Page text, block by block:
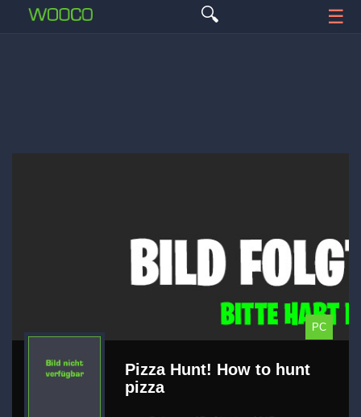
🔍 ☰
PC
Pizza Hunt! How to hunt
pizza